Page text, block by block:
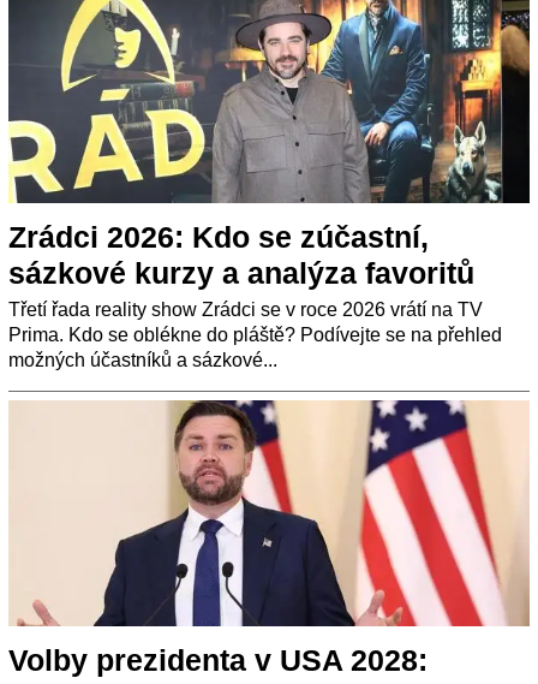
Zrádci 2026: Kdo se zúčastní,
sázkové kurzy a analýza favoritů
Třetí řada reality show Zrádci se v roce 2026 vrátí na TV
Prima. Kdo se oblékne do pláště? Podívejte se na přehled
možných účastníků a sázkové...
Volby prezidenta v USA 2028: